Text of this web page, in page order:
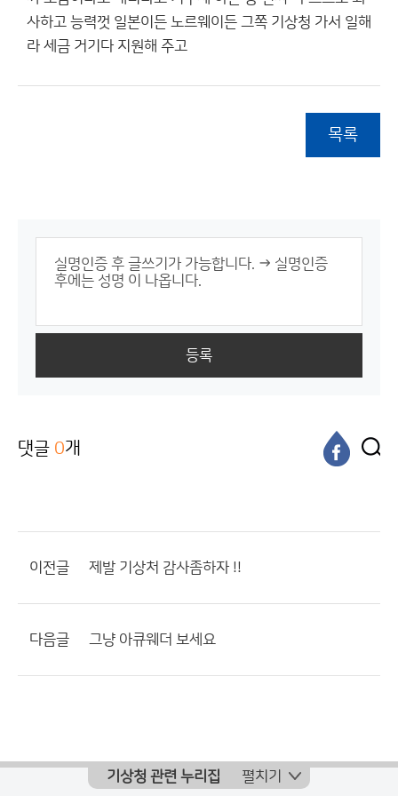
사하고 능력껏 일본이든 노르웨이든 그쪽 기상청 가서 일해
라 세금 거기다 지원해 주고
목록
등록
댓글 0개
이전글 제발 기상처 감사좀하자 !!
다음글 그냥 아큐웨더 보세요
기상청 관련 누리집 펼치기